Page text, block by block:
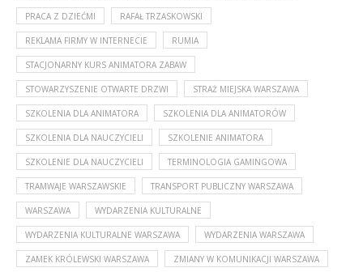
PRACA Z DZIEĆMI RAFAŁ TRZASKOWSKI
REKLAMA FIRMY W INTERNECIE RUMIA
STACJONARNY KURS ANIMATORA ZABAW
STOWARZYSZENIE OTWARTE DRZWI STRAŻ MIEJSKA WARSZAWA
SZKOLENIA DLA ANIMATORA SZKOLENIA DLA ANIMATORÓW
SZKOLENIA DLA NAUCZYCIELI SZKOLENIE ANIMATORA
SZKOLENIE DLA NAUCZYCIELI TERMINOLOGIA GAMINGOWA
TRAMWAJE WARSZAWSKIE TRANSPORT PUBLICZNY WARSZAWA
WARSZAWA WYDARZENIA KULTURALNE
WYDARZENIA KULTURALNE WARSZAWA WYDARZENIA WARSZAWA
ZAMEK KRÓLEWSKI WARSZAWA ZMIANY W KOMUNIKACJI WARSZAWA